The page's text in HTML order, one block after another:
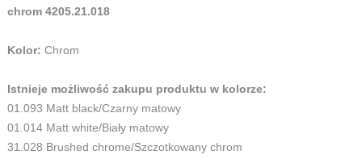
chrom 4205.21.018
Kolor: Chrom
Istnieje możliwość zakupu produktu w kolorze:
01.093 Matt black/Czarny matowy
01.014 Matt white/Biały matowy
31.028 Brushed chrome/Szczotkowany chrom